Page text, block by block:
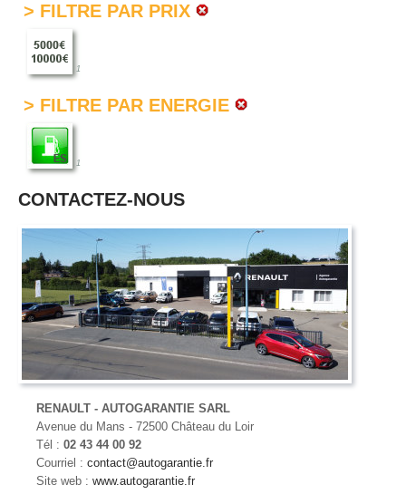
> FILTRE PAR PRIX
1
> FILTRE PAR ENERGIE
1
CONTACTEZ-NOUS
RENAULT - AUTOGARANTIE SARL
Avenue du Mans - 72500 Château du Loir
Tél : 02 43 44 00 92
Courriel : contact@autogarantie.fr
Site web : www.autogarantie.fr